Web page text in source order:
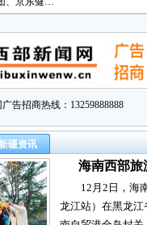
告招商热线：13259888888
疆资讯
海南西部
12月2日，海
龙江站）在黑龙